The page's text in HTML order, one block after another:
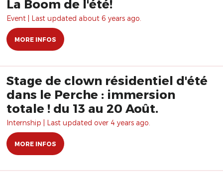
La Boom de l'été!
Event | Last updated about 6 years ago.
MORE INFOS
Stage de clown résidentiel d'été
dans le Perche : immersion
totale ! du 13 au 20 Août.
Internship | Last updated over 4 years ago.
MORE INFOS